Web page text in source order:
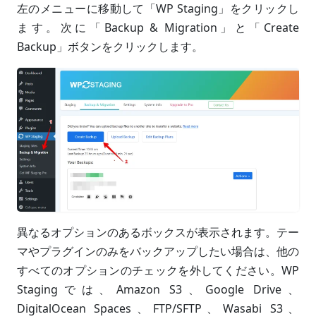
左のメニューに移動して「WP Staging」をクリックし
ます。次に「Backup & Migration」と「Create
Backup」ボタンをクリックします。
異なるオプションのあるボックスが表示されます。テー
マやプラグインのみをバックアップしたい場合は、他の
すべてのオプションのチェックを外してください。WP
Stagingでは、Amazon S3、Google Drive、
DigitalOcean Spaces、FTP/SFTP、Wasabi S3、